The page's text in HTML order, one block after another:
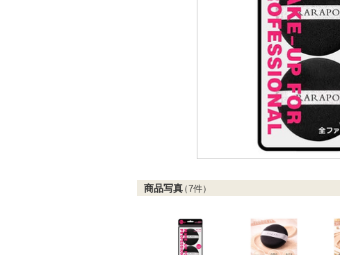
商品写真（7件）